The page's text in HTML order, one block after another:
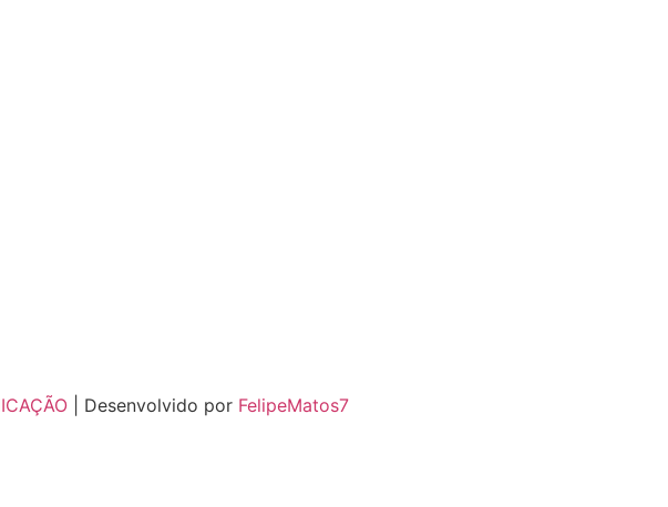
| Desenvolvido por FelipeMatos7